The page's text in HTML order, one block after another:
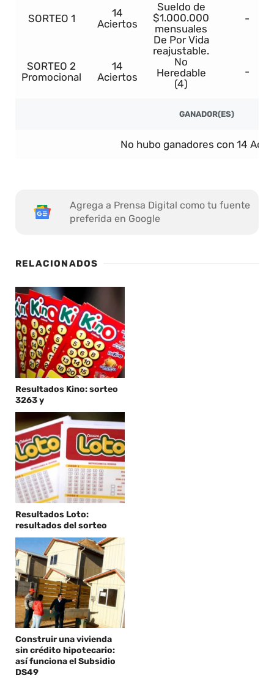
SORTEO 1
14
Aciertos
Sueldo de
$1.000.000
mensuales
De Por Vida
reajustable.
No
Heredable
(4)
-
SORTEO 2
Promocional
14
Aciertos
-
GANADOR(ES)
No hubo ganadores con 14
Agrega a Prensa Digital como tu fuente
preferida en Google
RELACIONADOS
Resultados Kino: sorteo
3263 y
Resultados Loto:
resultados del sorteo
Construir una vivienda
sin crédito hipotecario:
así funciona el Subsidio
DS49